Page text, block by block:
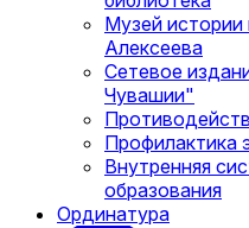
Музей
Алексеева
Сетевое
Чувашии"
Профилактика
Внутренняя
образования
Ординатура